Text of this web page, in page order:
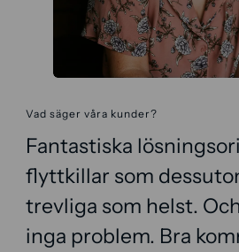
Vad säger våra kunder?
Fantastiska
flyttkillar som
trevliga som helst.
inga problem. Bra